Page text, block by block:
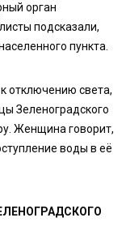
орган
подсказали,
пункта.
отключению света,
Зеленоградского
Женщина говорит,
воды в её